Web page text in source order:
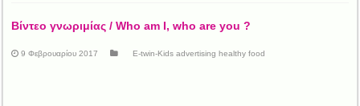
Βίντεο γνωριμίας / Who am I, who are you ?
9 Φεβρουαρίου 2017 E-twin-Kids advertising healthy food